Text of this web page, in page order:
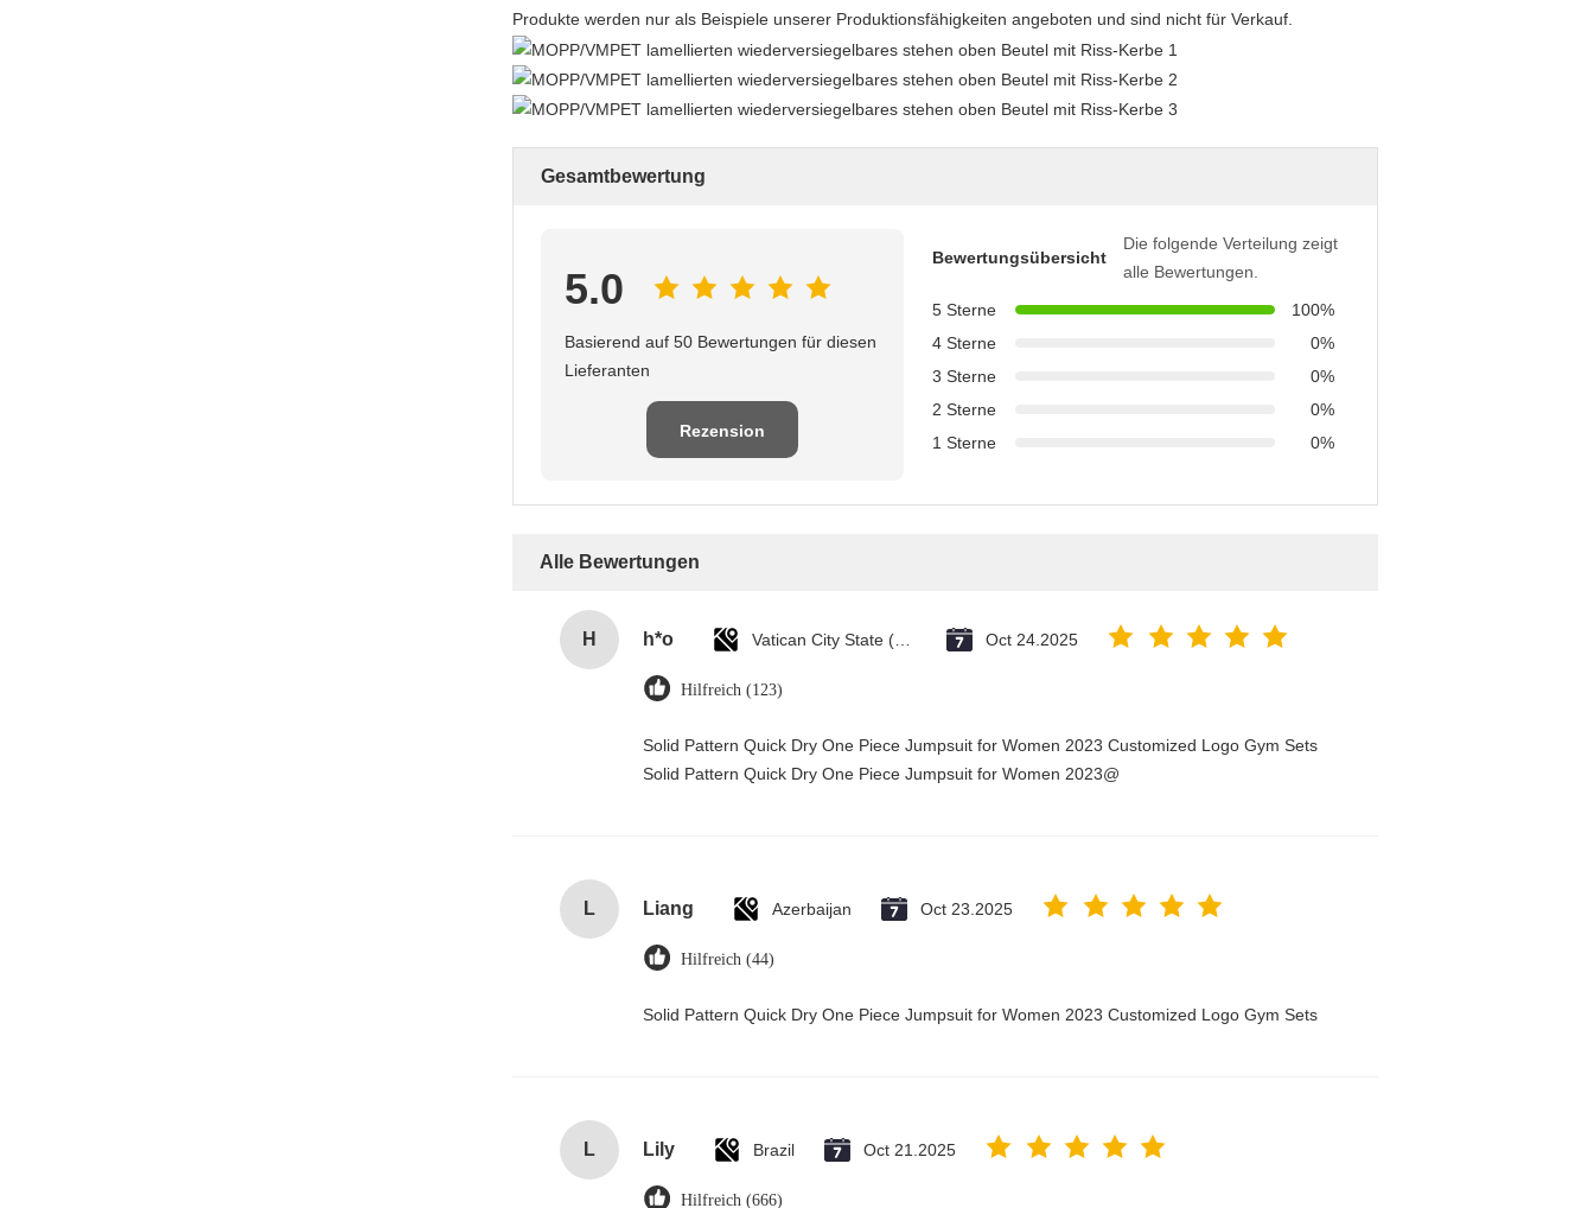
Produkte werden nur als Beispiele unserer Produktionsfähigkeiten angeboten und sind nicht für Verkauf.
Gesamtbewertung
5.0
Basierend auf 50 Bewertungen für diesen
Lieferanten
Rezension
Bewertungsübersicht
Die folgende Verteilung zeigt
alle Bewertungen.
5 Sterne
100%
4 Sterne
0%
3 Sterne
0%
2 Sterne
0%
1 Sterne
0%
Alle Bewertungen
H h*o Oct 24.2025
Hilfreich (123)
Solid Pattern Quick Dry One Piece Jumpsuit for Women 2023 Customized Logo Gym Sets
Solid Pattern Quick Dry One Piece Jumpsuit for Women 2023@
L Liang Azerbaijan Oct 23.2025
Hilfreich (44)
Solid Pattern Quick Dry One Piece Jumpsuit for Women 2023 Customized Logo Gym Sets
L Lily Brazil Oct 21.2025
Hilfreich (666)